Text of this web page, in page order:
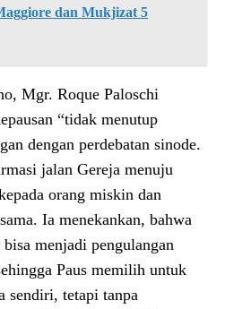
dan Mukjizat 5
Mgr. Roque Paloschi
“tidak menutup
dengan perdebatan sinode.
jalan Gereja menuju
orang miskin dan
Ia menekankan, bahwa
menjadi pengulangan
Paus memilih untuk
sendiri, tetapi tanpa